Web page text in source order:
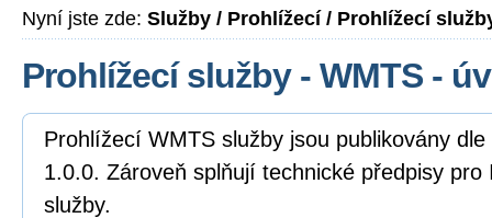
Nyní jste zde: Služby / Prohlížecí / Prohlížecí
Prohlížecí služby - WMTS -
Prohlížecí WMTS služby jsou publikovány
1.0.0. Zároveň splňují technické předpisy
služby.